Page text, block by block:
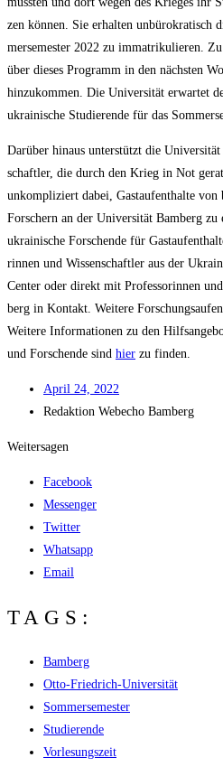
zen kön­nen. Sie erhal­ten
mer­se­mes­ter 2022 zu imma­tri­ku­lie­ren.
über die­ses Pro­gramm in den nächs­ten
hin­zu­kom­men. Die Uni­ver­si­tät erwar­tet
ukrai­ni­sche Stu­die­ren­de für das
Dar­über hin­aus unter­stützt die
schaft­ler, die durch den Krieg in Not
unkom­pli­ziert dabei, Gast­auf­ent­hal­te von
For­schern an der Uni­ver­si­tät Bam­berg zu
ukrai­ni­sche For­schen­de für
rin­nen und Wis­sen­schaft­ler aus der
Cen­ter oder direkt mit Pro­fes­so­rin­nen
berg in Kon­takt. Wei­te­re
Wei­te­re Infor­ma­tio­nen zu den
und For­schen­de sind hier zu finden.
April 24, 2022
Redak­ti­on Web­echo Bamberg
Weitersagen
Facebook
Messenger
Twitter
Whatsapp
Email
TAGS:
Bamberg
Otto-Friedrich-Universität
Sommersemester
Studierende
Vorlesungszeit